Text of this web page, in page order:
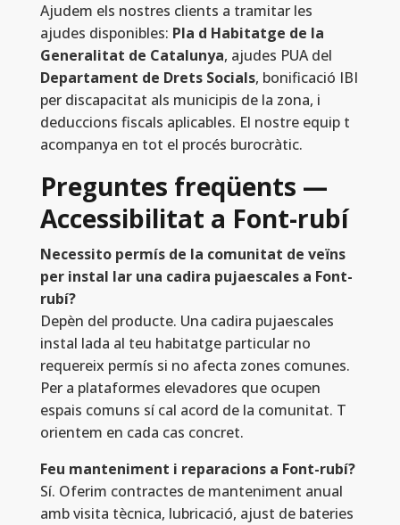
Ajudem els nostres clients a tramitar les
ajudes disponibles: Pla d Habitatge de la
Generalitat de Catalunya, ajudes PUA del
Departament de Drets Socials, bonificació IBI
per discapacitat als municipis de la zona, i
deduccions fiscals aplicables. El nostre equip t
acompanya en tot el procés burocràtic.
Preguntes freqüents —
Accessibilitat a Font-rubí
Necessito permís de la comunitat de veïns
per instal lar una cadira pujaescales a Font-
rubí?
Depèn del producte. Una cadira pujaescales
instal lada al teu habitatge particular no
requereix permís si no afecta zones comunes.
Per a plataformes elevadores que ocupen
espais comuns sí cal acord de la comunitat. T
orientem en cada cas concret.
Feu manteniment i reparacions a Font-rubí?
Sí. Oferim contractes de manteniment anual
amb visita tècnica, lubricació, ajust de bateries